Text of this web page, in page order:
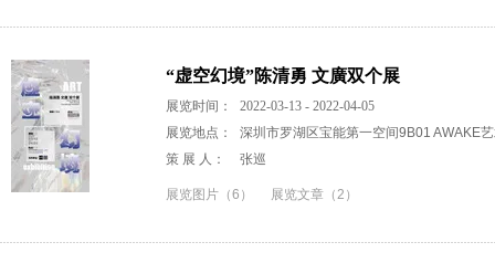
“虚空幻境”陈清勇 文廣双个展
展览时间：
2022-03-13 - 2022-04-05
展览地点：
深圳市罗湖区宝能第一空间9B01 AWAKE
策 展 人：
张巡
展览图片（6） 展览文章（2）